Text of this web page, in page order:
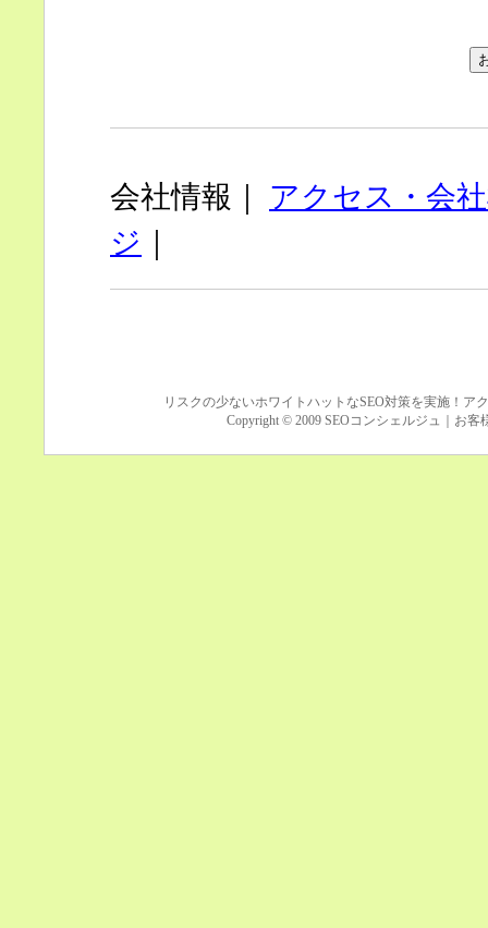
会社情報｜ アクセス・会
ジ
リスクの少ないホワイトハットなSEO対策を実施！
Copyright © 2009 SEOコンシェルジュ｜お客